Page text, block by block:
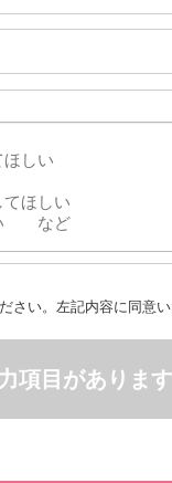
さい。左記内容に同意
項目があります